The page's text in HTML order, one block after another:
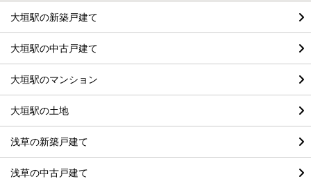
大垣駅の新築戸建て
大垣駅の中古戸建て
大垣駅のマンション
大垣駅の土地
浅草の新築戸建て
浅草の中古戸建て